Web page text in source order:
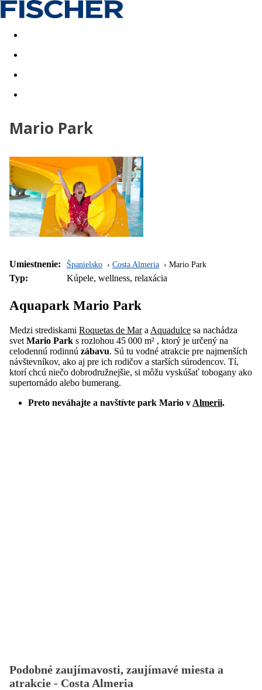
Last minute Dovolenkové kluby
Mario Park
Umiestnenie: Španielsko Costa Almeria Mario Park
Typ: Kúpele, wellness, relaxácia
Aquapark Mario Park
Medzi strediskami Roquetas de Mara Aquadulce sa nachádza
svet Mario Park s rozlohou 45 000 m² , ktorý je určený na
celodennú rodinnú zábavu. Sú tu vodné atrakcie pre najmenších
návštevníkov, ako aj pre ich rodičov a starších súrodencov. Tí,
ktorí chcú niečo dobrodružnejšie, si môžu vyskúšať tobogany ako
supertornádo alebo bumerang.
Preto neváhajte a navštívte park Mario v Almerii.
Podobné zaujímavosti, zaujímavé miesta a
atrakcie - Costa Almeria